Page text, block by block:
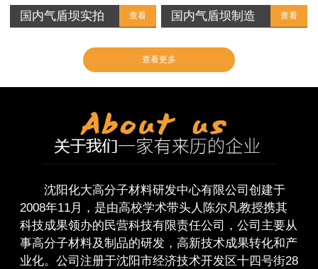
国内气盾坝实拍 查看 国内气盾坝制造 查看
查看更多
沈阳化大高分子材料研发中心有限公司创建于
2008年11月，是由高校学术带头人陈尔凡教授携其
科技成果领办的民营科技有限责任公司，公司主要从
事高分子材料及制品的研发，高新技术成果转化和产
业化。公司注册于沈阳市经济技术开发区十四号街28